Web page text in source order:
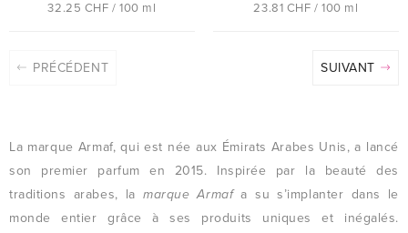
32.25 CHF / 100 ml 23.81 CHF / 100 ml
PRÉCÉDENT SUIVANT
La marque Armaf, qui est née aux Émirats Arabes Unis, a lancé
son premier parfum en 2015. Inspirée par la beauté des
traditions arabes, la marque Armafa su s’implanter dans le
monde entier grâce à ses produits uniques et inégalés.